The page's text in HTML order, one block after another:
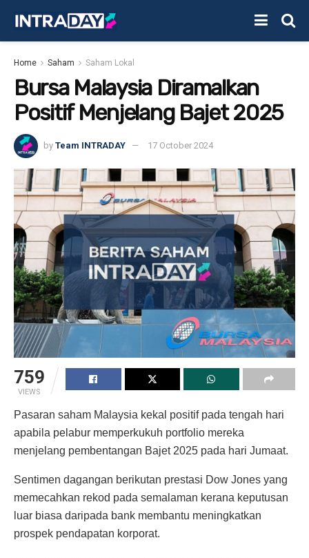
Home Saham Saham Lokal
Bursa Malaysia Diramalkan
Positif Menjelang Bajet 2025
by Team INTRADAY 17 October 2024
759
VIEWS
Pasaran saham Malaysia kekal positif pada tengah hari
apabila pelabur memperkukuh portfolio mereka
menjelang pembentangan Bajet 2025 pada hari Jumaat.
Sentimen dagangan berikutan prestasi Dow Jones yang
memecahkan rekod pada semalaman kerana keputusan
luar biasa daripada bank membantu meningkatkan
prospek pendapatan korporat.